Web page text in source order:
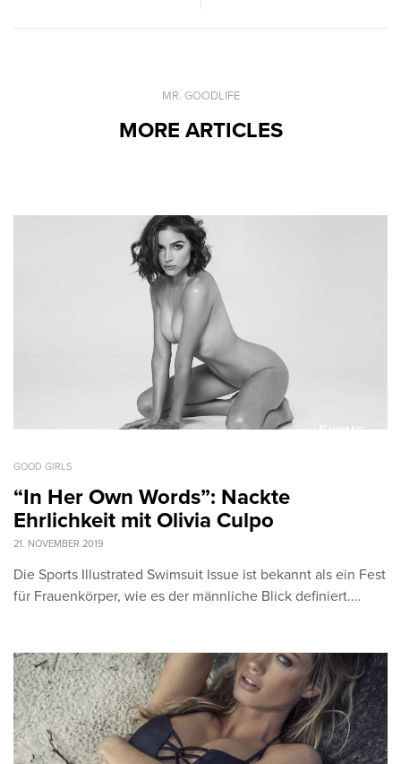
MR. GOODLIFE
MORE ARTICLES
GOOD GIRLS
“In Her Own Words”: Nackte
Ehrlichkeit mit Olivia Culpo
21. NOVEMBER 2019
Die Sports Illustrated Swimsuit Issue ist bekannt als ein Fest
für Frauenkörper, wie es der männliche Blick definiert.…